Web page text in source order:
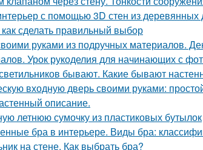
с помощью 3D стен из деревянных
сделать правильный выбор
руками из подручных материалов.
Урок рукоделия для начинающих с
бывают. Какие бывают
входную дверь своими руками:
описание.
летнюю сумочку из пластиковых бутылок
бра в интерьере. Виды бра:
на стене. Как выбрать бра?